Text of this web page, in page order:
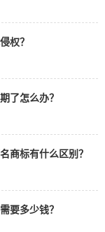
权？
了怎么办？
商标有什么区别？
要多少钱？